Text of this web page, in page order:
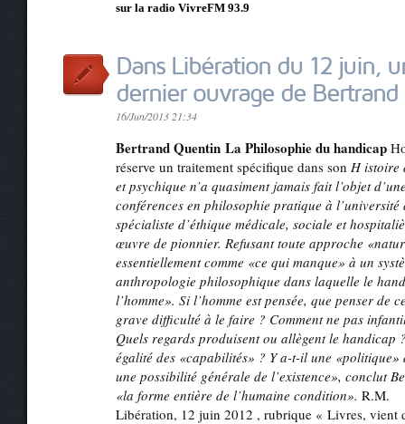
sur la radio VivreFM 93.9
Dans Libération du 12 juin,
dernier ouvrage de
16/Jun/2013 21:34
Bertrand Quentin La Philosophie du handicap
réserve un traitement spécifique dans son H istoire
et psychique n’a quasiment jamais fait l’objet
conférences en philosophie pratique à
spécialiste d’éthique médicale, sociale et
œuvre de pionnier. Refusant toute approche
essentiellement comme «ce qui manque» à un
anthropologie philosophique dans laquelle le
l’homme». Si l’homme est pensée, que penser de
grave difficulté à le faire ? Comment ne pas
Quels regards produisent ou allègent le handicap
égalité des «capabilités» ? Y a-t-il une
une possibilité générale de l’existence», conclut
«la forme entière de l’humaine condition». R.M.
Libération, 12 juin 2012 , rubrique « Livres,